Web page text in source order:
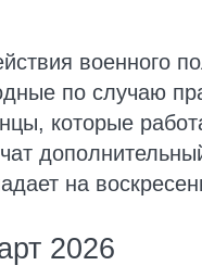
военного
по случаю
которые
на
2026